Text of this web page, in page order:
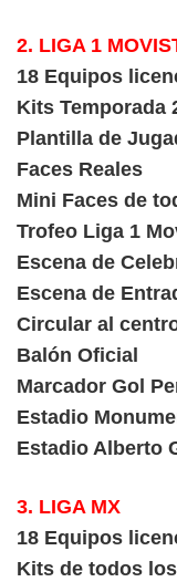
2. LIGA 1
18 Equipos
Kits Temporada
Plantilla de
Faces Reales
Mini Faces de
Trofeo Liga 1
Escena de
Escena de
Circular al
Balón Oficial
Marcador Gol
Estadio
Estadio Alberto
3. LIGA MX
18 Equipos
Kits de todos